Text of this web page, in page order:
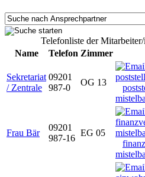
Telefonliste der
Name
Telefon Zimmer
Sekretariat
/ Zentrale
09201
987-0
OG 13
Frau Bär
09201
987-16
EG 05